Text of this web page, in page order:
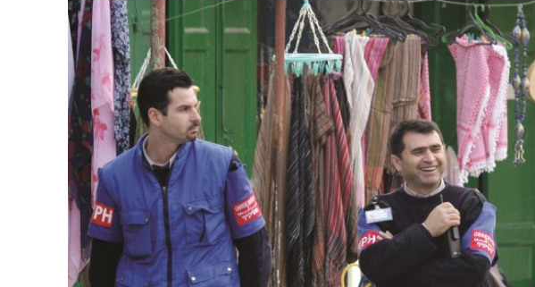
Israel
Jenseits des Schlachtfelds:
Israelische Initiativen helfen
Soldaten beim Übergang ins zivile